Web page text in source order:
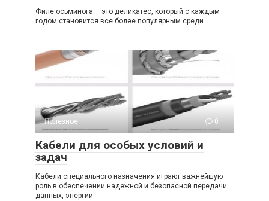
Филе осьминога – это деликатес, который с каждым
годом становится все более популярным среди
Полезное 0
Кабели для особых условий и
задач
Кабели специального назначения играют важнейшую
роль в обеспечении надежной и безопасной передачи
данных, энергии